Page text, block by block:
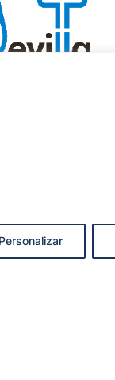
Personalizar